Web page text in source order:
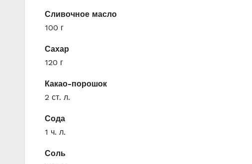
Сливочное масло
100 г
Сахар
120 г
Какао-порошок
2 ст. л.
Сода
1 ч. л.
Соль